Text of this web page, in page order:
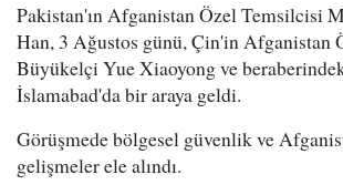
Pakistan'ın Afganistan Özel Temsilcisi
Han, 3 Ağustos günü, Çin'in Afganistan
Büyükelçi Yue Xiaoyong ve
İslamabad'da bir araya geldi.
Görüşmede bölgesel güvenlik ve
gelişmeler ele alındı.